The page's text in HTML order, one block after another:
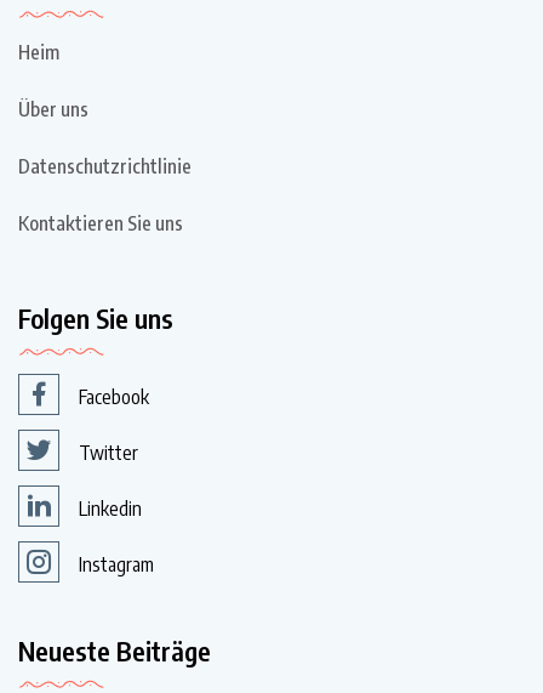
Heim
Über uns
Datenschutzrichtlinie
Kontaktieren Sie uns
Folgen Sie uns
Facebook
Twitter
Linkedin
Instagram
Neueste Beiträge